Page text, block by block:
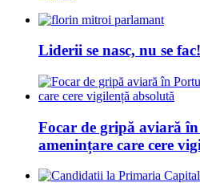
Liderii se nasc, nu se fac!
Focar de gripă aviară
amenințare care cere